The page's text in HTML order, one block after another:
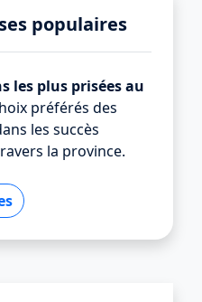
populaires
les plus prisées au
préférés des
les succès
la province.